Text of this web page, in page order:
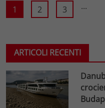
1 2 3 ...
ARTICOLI RECENTI